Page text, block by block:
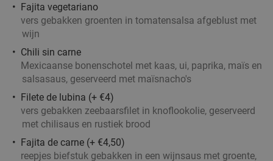
Fajita vegetariano
vers gebakken groenten in tomatensalsa afgeblust met
wijn
Chili sin carne
Mexicaanse bonenschotel met kaas, ui, paprika, maïs en
salsasaus, geserveerd met maïsnacho's
Filete de lubina (+ €4)
vers gebakken zeebaarsfilet in knoflookolie, geserveerd
met chilisaus en rustiek brood
Fajita de carne (+ €4,50)
reepjes biefstuk gebakken in een wijnsaus met groente,